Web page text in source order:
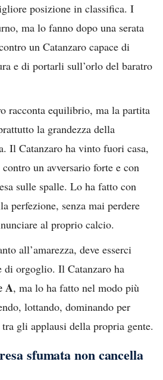
posizione in classifica. I
ma lo fanno dopo una serata
un Catanzaro capace di
e di portarli sull’orlo del baratro
racconta equilibrio, ma la partita
la grandezza della
Il Catanzaro ha vinto fuori casa,
un avversario forte e con
sulle spalle. Lo ha fatto con
perfezione, senza mai perdere
al proprio calcio.
all’amarezza, deve esserci
di orgoglio. Il Catanzaro ha
A, ma lo ha fatto nel modo più
lottando, dominando per
gli applausi della propria gente.
sfumata non cancella